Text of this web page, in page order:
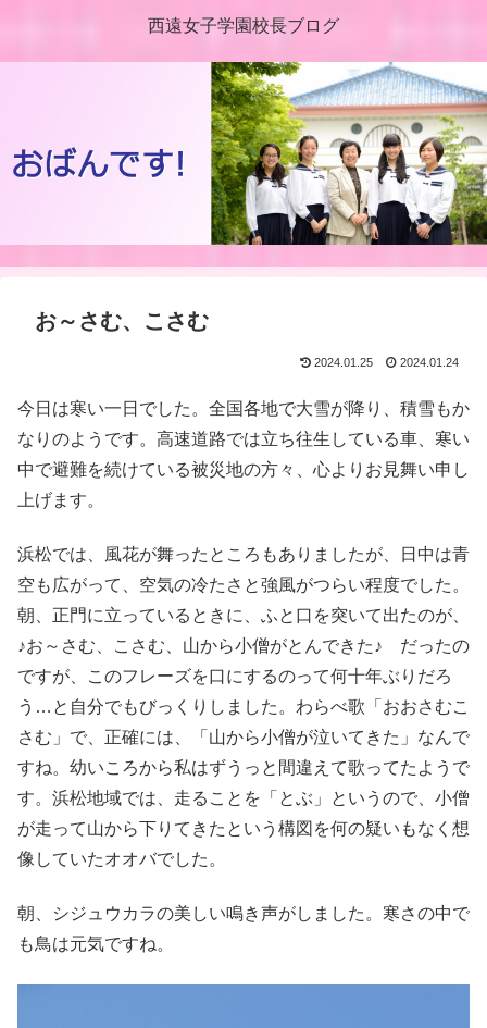
西遠女子学園校長ブログ
お～さむ、こさむ
2024.01.25 2024.01.24
今日は寒い一日でした。全国各地で大雪が降り、積雪もか
なりのようです。高速道路では立ち往生している車、寒い
中で避難を続けている被災地の方々、心よりお見舞い申し
上げます。
浜松では、風花が舞ったところもありましたが、日中は青
空も広がって、空気の冷たさと強風がつらい程度でした。
朝、正門に立っているときに、ふと口を突いて出たのが、
♪お～さむ、こさむ、山から小僧がとんできた♪ だったの
ですが、このフレーズを口にするのって何十年ぶりだろ
う…と自分でもびっくりしました。わらべ歌「おおさむこ
さむ」で、正確には、「山から小僧が泣いてきた」なんで
すね。幼いころから私はずうっと間違えて歌ってたようで
す。浜松地域では、走ることを「とぶ」というので、小僧
が走って山から下りてきたという構図を何の疑いもなく想
像していたオオバでした。
朝、シジュウカラの美しい鳴き声がしました。寒さの中で
も鳥は元気ですね。